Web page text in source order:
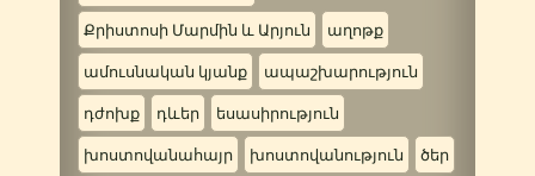
Քրիստոսի Մարմին և Արյուն աղոթք
ամուսնական կյանք ապաշխարություն
դժոխք դևեր եսասիրություն
խոստովանահայր խոստովանություն ծեր